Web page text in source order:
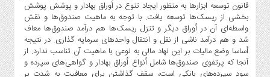
قانون توسعه ابزارها به منظور ایجاد تنوع در أوراق بهادار و پوشش پوشش
بخشی از ریسک‌ها توسعه یافت. با توجه به ماهیت صندوق‌ها و نقش
واسطه‌ای آن در أوراق دیگر و تنزل ریسک‌ها هم درآمد صندوق‌ها معاف
شد و هم درآمد ناشی از نقل و انتقال واحدهای سرمایه گذاری. در نتیجه
أساسا وضع مالیات بر این نهاد مالی به نوعی با ماهیت آن تناسب ندارد. از
آنجا که پرتفوی صندوق‌ها شامل أنواع أوراق بهادار و گواهی‌های سپرده و
سود سپرده‌های بانکی است، سقف گذاشتن برای معافیت به شدت بر